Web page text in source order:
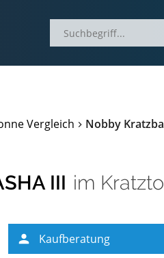
Vergleich Nobby
III im
Kaufberatung